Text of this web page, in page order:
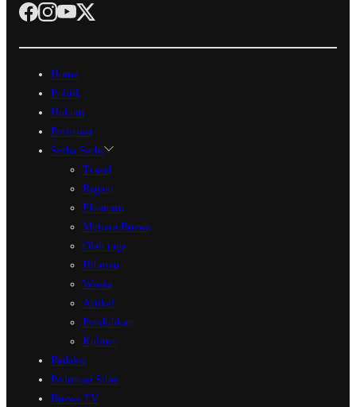
Home
Politik
Hukum
Peristiwa
Serba Serbi
Travel
Ragam
Ekonomi
Mutiara Bnews
Olah raga
Hiburan
Wisata
Artikel
Pendidikan
Kuliner
Redaksi
Pedoman Siber
Bnews TV